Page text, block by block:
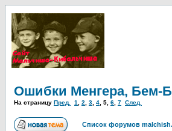
Ошибки Менгера, Бем-
На страницу Пред. 1 2 3 4 5 6 7 След.
Список форумов